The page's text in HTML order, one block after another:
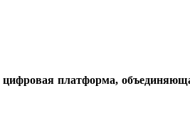
платформа,